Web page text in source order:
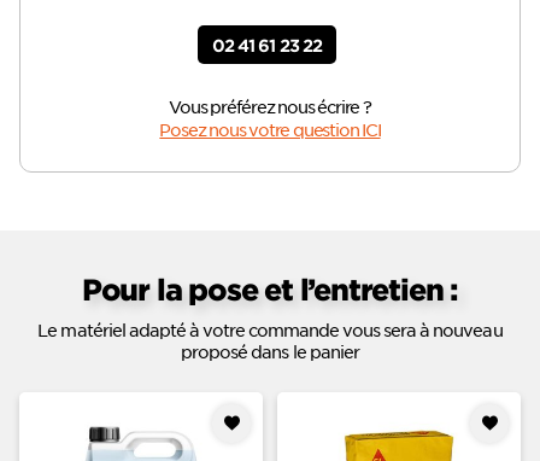
02 41 61 23 22
Vous préférez nous écrire ?
Posez nous votre question ICI
Pour la pose et l’entretien :
Le matériel adapté à votre commande vous sera à nouveau
proposé dans le panier
à mes
à mes